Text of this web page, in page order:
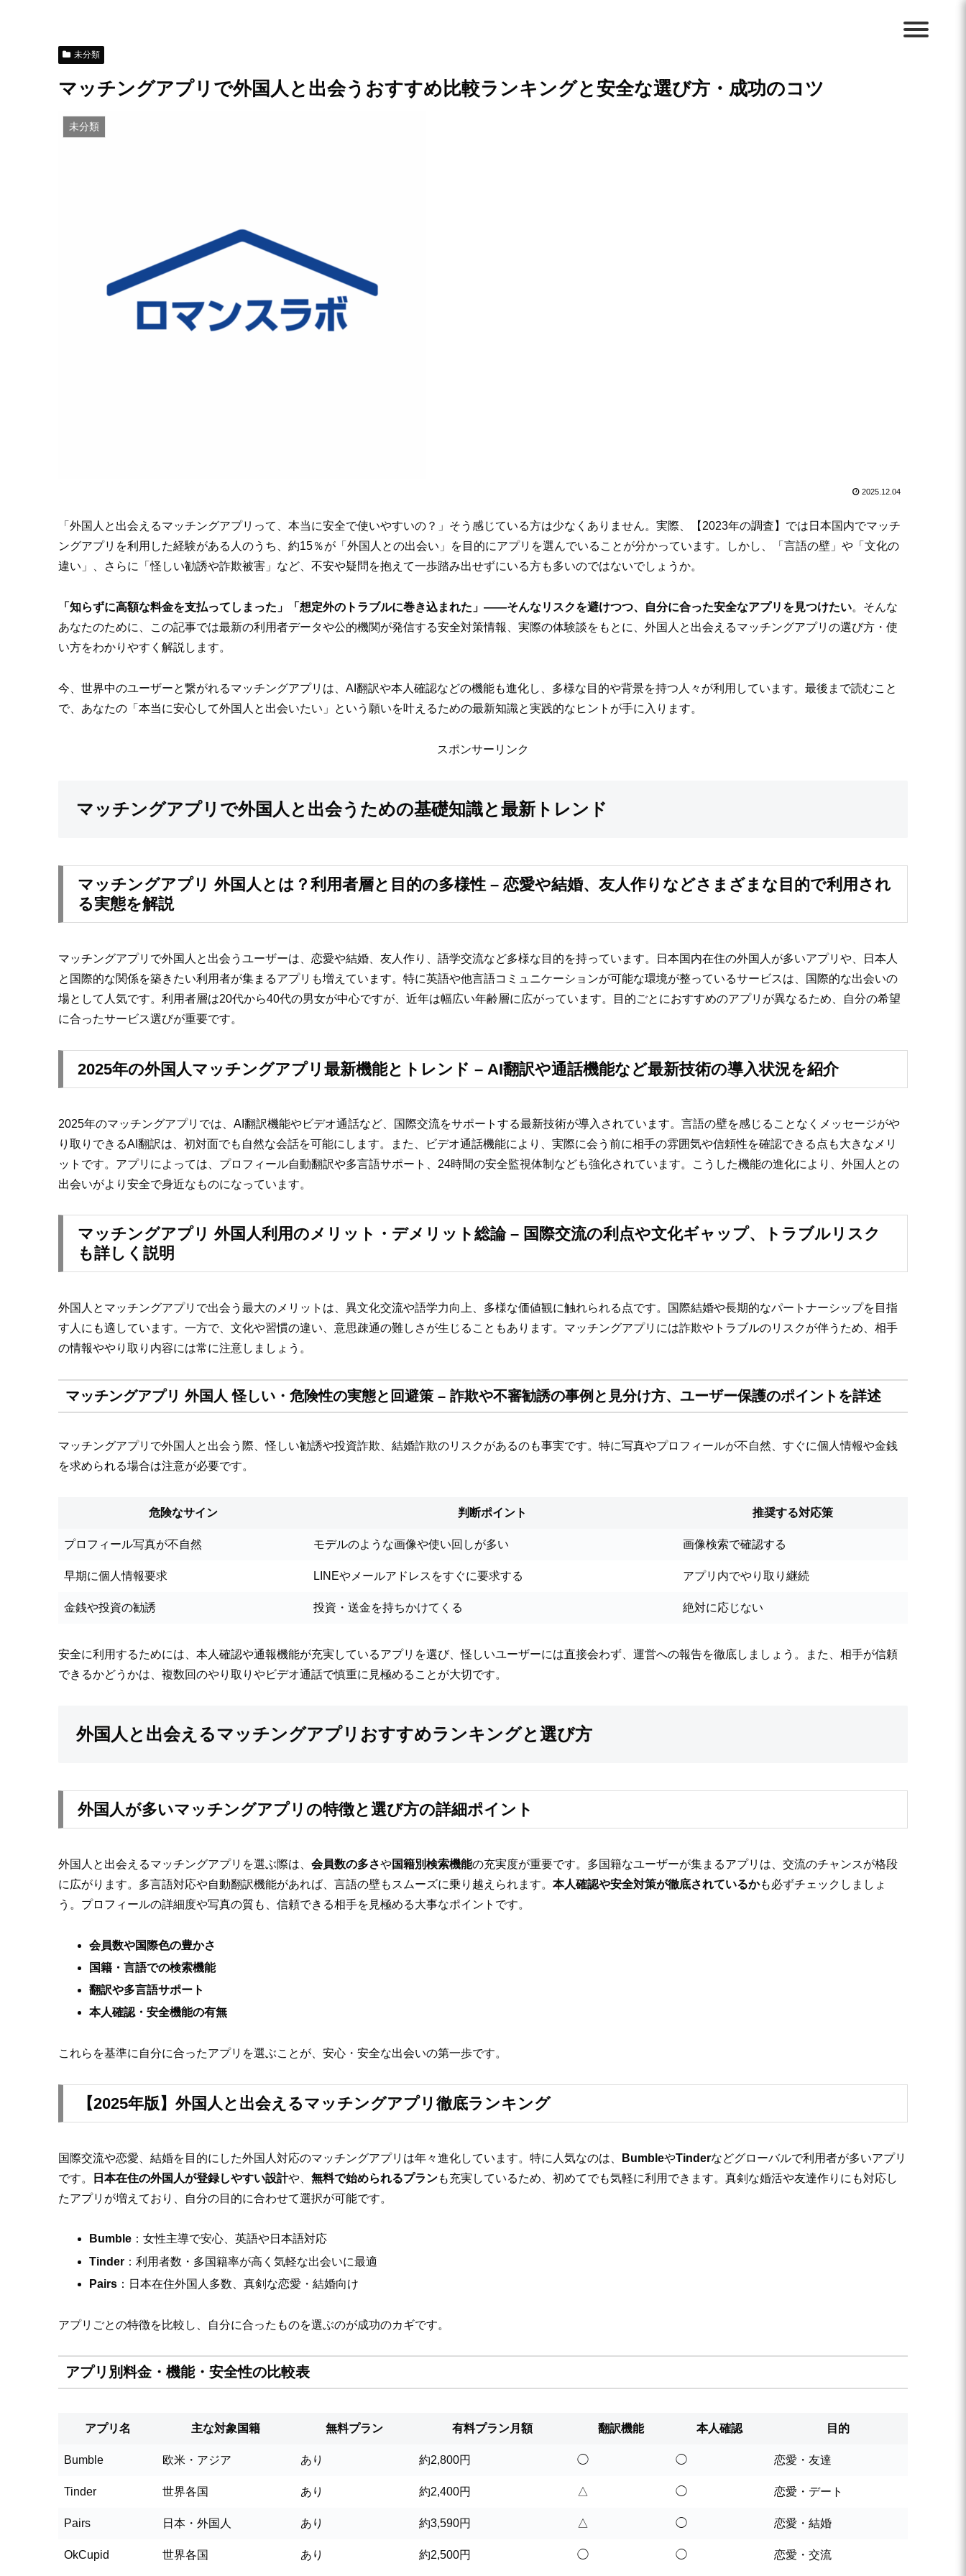
未分類
マッチングアプリで外国人と出会うおすすめ比較ランキングと安全な選び方・成功のコツ
未分類
2025.12.04
「外国人と出会えるマッチングアプリって、本当に安全で使いやすいの？」そう感じている方は少なくありません。実際、【2023年の調査】では日本国内でマッチ
ングアプリを利用した経験がある人のうち、約15％が「外国人との出会い」を目的にアプリを選んでいることが分かっています。しかし、「言語の壁」や「文化の
違い」、さらに「怪しい勧誘や詐欺被害」など、不安や疑問を抱えて一歩踏み出せずにいる方も多いのではないでしょうか。
「知らずに高額な料金を支払ってしまった」「想定外のトラブルに巻き込まれた」――そんなリスクを避けつつ、自分に合った安全なアプリを見つけたい。そんな
あなたのために、この記事では最新の利用者データや公的機関が発信する安全対策情報、実際の体験談をもとに、外国人と出会えるマッチングアプリの選び方・使
い方をわかりやすく解説します。
今、世界中のユーザーと繋がれるマッチングアプリは、AI翻訳や本人確認などの機能も進化し、多様な目的や背景を持つ人々が利用しています。最後まで読むこと
で、あなたの「本当に安心して外国人と出会いたい」という願いを叶えるための最新知識と実践的なヒントが手に入ります。
スポンサーリンク
マッチングアプリで外国人と出会うための基礎知識と最新トレンド
マッチングアプリ 外国人とは？利用者層と目的の多様性 – 恋愛や結婚、友人作りなどさまざまな目的で利用され
る実態を解説
マッチングアプリで外国人と出会うユーザーは、恋愛や結婚、友人作り、語学交流など多様な目的を持っています。日本国内在住の外国人が多いアプリや、日本人
と国際的な関係を築きたい利用者が集まるアプリも増えています。特に英語や他言語コミュニケーションが可能な環境が整っているサービスは、国際的な出会いの
場として人気です。利用者層は20代から40代の男女が中心ですが、近年は幅広い年齢層に広がっています。目的ごとにおすすめのアプリが異なるため、自分の希望
に合ったサービス選びが重要です。
2025年の外国人マッチングアプリ最新機能とトレンド – AI翻訳や通話機能など最新技術の導入状況を紹介
2025年のマッチングアプリでは、AI翻訳機能やビデオ通話など、国際交流をサポートする最新技術が導入されています。言語の壁を感じることなくメッセージがや
り取りできるAI翻訳は、初対面でも自然な会話を可能にします。また、ビデオ通話機能により、実際に会う前に相手の雰囲気や信頼性を確認できる点も大きなメリ
ットです。アプリによっては、プロフィール自動翻訳や多言語サポート、24時間の安全監視体制なども強化されています。こうした機能の進化により、外国人との
出会いがより安全で身近なものになっています。
マッチングアプリ 外国人利用のメリット・デメリット総論 – 国際交流の利点や文化ギャップ、トラブルリスク
も詳しく説明
外国人とマッチングアプリで出会う最大のメリットは、異文化交流や語学力向上、多様な価値観に触れられる点です。国際結婚や長期的なパートナーシップを目指
す人にも適しています。一方で、文化や習慣の違い、意思疎通の難しさが生じることもあります。マッチングアプリには詐欺やトラブルのリスクが伴うため、相手
の情報ややり取り内容には常に注意しましょう。
マッチングアプリ 外国人 怪しい・危険性の実態と回避策 – 詐欺や不審勧誘の事例と見分け方、ユーザー保護のポイントを詳述
マッチングアプリで外国人と出会う際、怪しい勧誘や投資詐欺、結婚詐欺のリスクがあるのも事実です。特に写真やプロフィールが不自然、すぐに個人情報や金銭
を求められる場合は注意が必要です。
危険なサイン 判断ポイント 推奨する対応策
プロフィール写真が不自然 モデルのような画像や使い回しが多い 画像検索で確認する
早期に個人情報要求 LINEやメールアドレスをすぐに要求する アプリ内でやり取り継続
金銭や投資の勧誘 投資・送金を持ちかけてくる 絶対に応じない
安全に利用するためには、本人確認や通報機能が充実しているアプリを選び、怪しいユーザーには直接会わず、運営への報告を徹底しましょう。また、相手が信頼
できるかどうかは、複数回のやり取りやビデオ通話で慎重に見極めることが大切です。
外国人と出会えるマッチングアプリおすすめランキングと選び方
外国人が多いマッチングアプリの特徴と選び方の詳細ポイント
外国人と出会えるマッチングアプリを選ぶ際は、 会員数の多さや国籍別検索機能の充実度が重要です。多国籍なユーザーが集まるアプリは、交流のチャンスが格段
に広がります。多言語対応や自動翻訳機能があれば、言語の壁もスムーズに乗り越えられます。 本人確認や安全対策が徹底されているかも必ずチェックしましょ
う。プロフィールの詳細度や写真の質も、信頼できる相手を見極める大事なポイントです。
会員数や国際色の豊かさ
国籍・言語での検索機能
翻訳や多言語サポート
本人確認・安全機能の有無
これらを基準に自分に合ったアプリを選ぶことが、安心・安全な出会いの第一歩です。
【2025年版】外国人と出会えるマッチングアプリ徹底ランキング
国際交流や恋愛、結婚を目的にした外国人対応のマッチングアプリは年々進化しています。特に人気なのは、 BumbleやTinderなどグローバルで利用者が多いアプリ
です。
日本在住の外国人が登録しやすい設計や、 無料で始められるプランも充実しているため、初めてでも気軽に利用できます。真剣な婚活や友達作りにも対応し
たアプリが増えており、自分の目的に合わせて選択が可能です。
Bumble ：女性主導で安心、英語や日本語対応
Tinder ：利用者数・多国籍率が高く気軽な出会いに最適
Pairs ：日本在住外国人多数、真剣な恋愛・結婚向け
アプリごとの特徴を比較し、自分に合ったものを選ぶのが成功のカギです。
アプリ別料金・機能・安全性の比較表
アプリ名 主な対象国籍 無料プラン 有料プラン月額 翻訳機能 本人確認 目的
Bumble 欧米・アジア あり 約2,800円 ◯ ◯ 恋愛・友達
Tinder 世界各国 あり 約2,400円 △ ◯ 恋愛・デート
Pairs 日本・外国人 あり 約3,590円 △ ◯ 恋愛・結婚
OkCupid 世界各国 あり 約2,500円 ◯ ◯ 恋愛・交流